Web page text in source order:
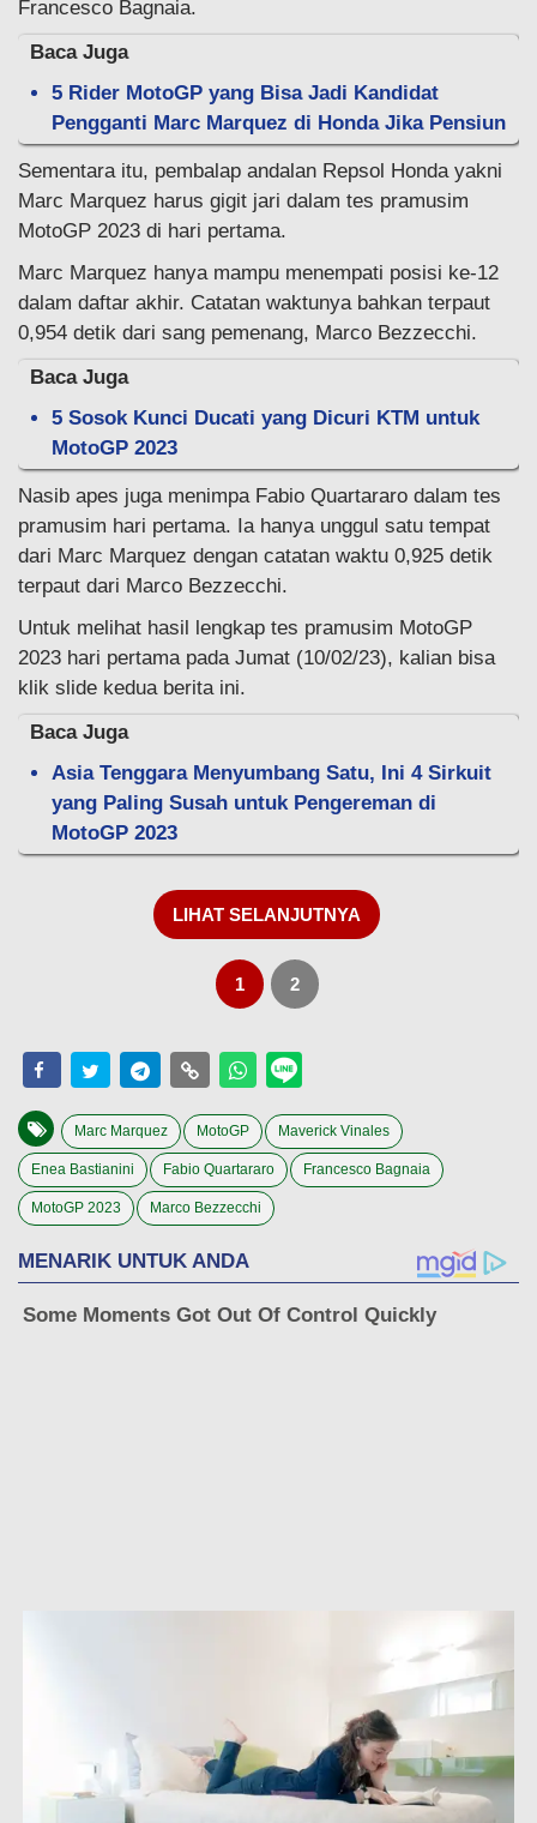
Francesco Bagnaia.
Baca Juga
5 Rider MotoGP yang Bisa Jadi Kandidat
Pengganti Marc Marquez di Honda Jika Pensiun
Sementara itu, pembalap andalan Repsol Honda yakni
Marc Marquez harus gigit jari dalam tes pramusim
MotoGP 2023 di hari pertama.
Marc Marquez hanya mampu menempati posisi ke-12
dalam daftar akhir. Catatan waktunya bahkan terpaut
0,954 detik dari sang pemenang, Marco Bezzecchi.
Baca Juga
5 Sosok Kunci Ducati yang Dicuri KTM untuk
MotoGP 2023
Nasib apes juga menimpa Fabio Quartararo dalam tes
pramusim hari pertama. Ia hanya unggul satu tempat
dari Marc Marquez dengan catatan waktu 0,925 detik
terpaut dari Marco Bezzecchi.
Untuk melihat hasil lengkap tes pramusim MotoGP
2023 hari pertama pada Jumat (10/02/23), kalian bisa
klik slide kedua berita ini.
Baca Juga
Asia Tenggara Menyumbang Satu, Ini 4 Sirkuit
yang Paling Susah untuk Pengereman di
MotoGP 2023
LIHAT SELANJUTNYA
1 2
Marc Marquez MotoGP Maverick Vinales
Enea Bastianini Fabio Quartararo Francesco Bagnaia
MotoGP 2023 Marco Bezzecchi